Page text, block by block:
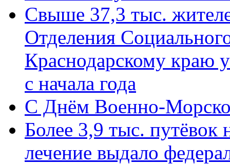
Свыше 37,3 тыс.
Отделения
Краснодарскому краю
с начала года
C Днём Военно-
Более 3,9 тыс. путёвок
лечение выдало